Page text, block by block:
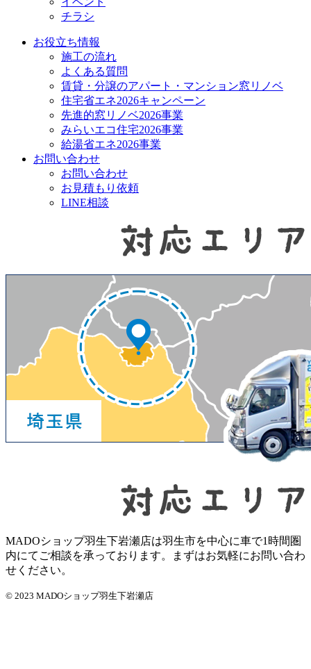
チラシ
お役立ち情報
施工の流れ
よくある質問
賃貸・分譲のアパート・マンション窓リノベ
住宅省エネ2026キャンペーン
先進的窓リノベ2026事業
みらいエコ住宅2026事業
給湯省エネ2026事業
お問い合わせ
お問い合わせ
お見積もり依頼
LINE相談
MADOショップ羽生下岩瀬店は羽生市を中心に車で1時間圏
内にてご相談を承っております。まずはお気軽にお問い合わ
せください。
© 2023 MADOショップ羽生下岩瀬店